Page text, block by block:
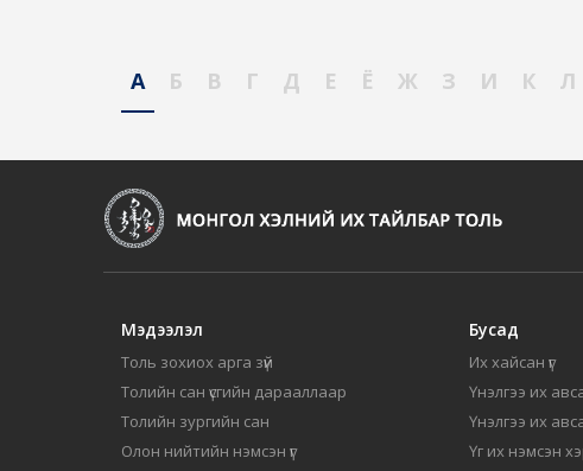
А Б В Г Д Е Ё Ж З И К Л
Мэдээлэл
Толь зохиох арга зүй
Толийн сан үсгийн дарааллаар
Толийн зургийн сан
Олон нийтийн нэмсэн үг
Бусад
Их хайсан үг
Үнэлгээ их
Үнэлгээ их
Үг их нэмсэн